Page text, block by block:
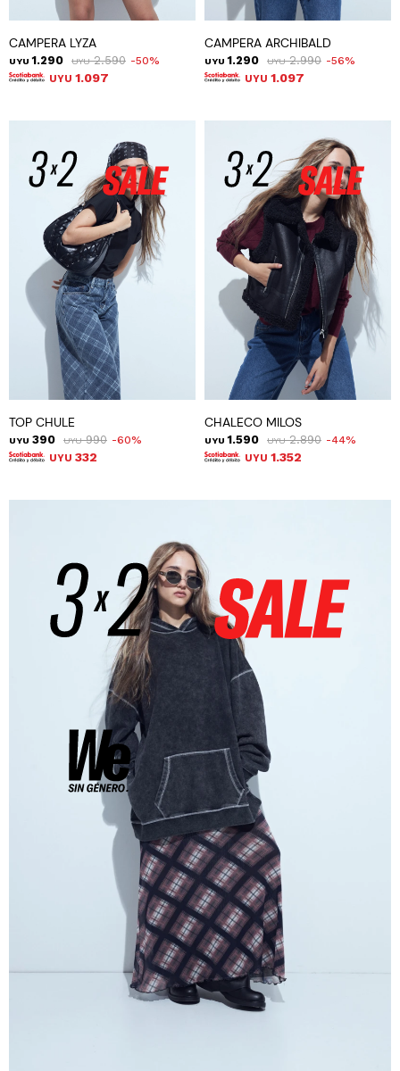
CAMPERA LYZA
UYU 1.290 UYU 2.590 50
UYU 1.097
CAMPERA ARCHIBALD
UYU 1.290 UYU 2.990 56
UYU 1.097
TOP CHULE
UYU 390 UYU 990 60
UYU 332
CHALECO MILOS
UYU 1.590 UYU 2.890 44
UYU 1.352